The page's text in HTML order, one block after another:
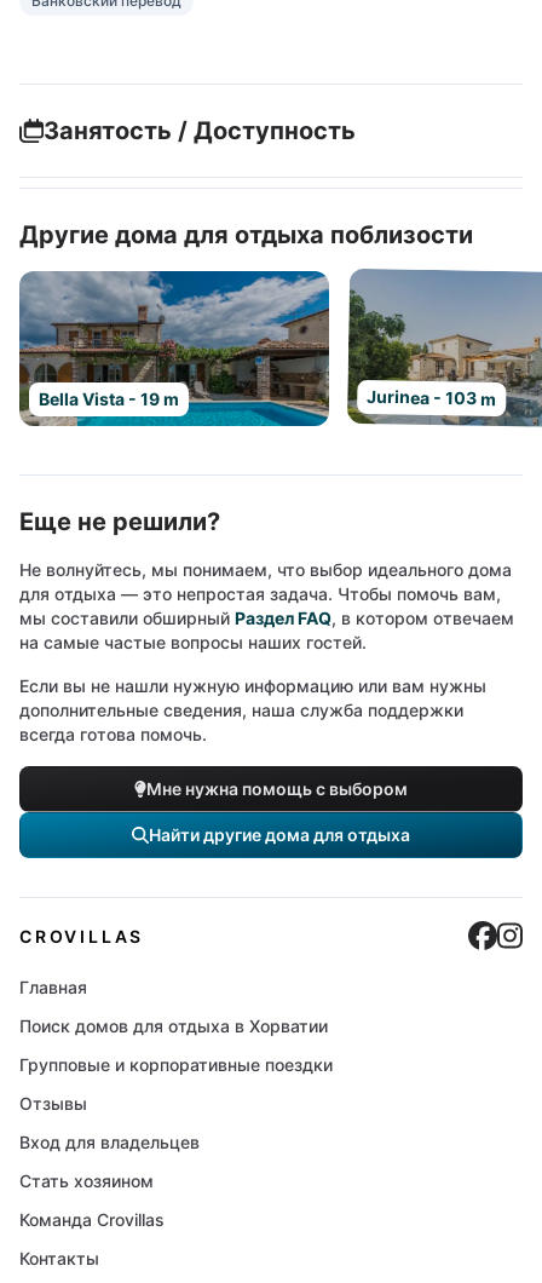
Занятость / Доступность
Другие дома для отдыха поблизости
Bella Vista - 19 m Jurinea - 103 m
Еще не решили?
Не волнуйтесь, мы понимаем, что выбор идеального дома
для отдыха — это непростая задача. Чтобы помочь вам,
мы составили обширный Раздел FAQ, в котором отвечаем
на самые частые вопросы наших гостей.
Если вы не нашли нужную информацию или вам нужны
дополнительные сведения, наша служба поддержки
всегда готова помочь.
Мне нужна помощь с выбором
Найти другие дома для отдыха
CROVILLAS
Главная
Поиск домов для отдыха в Хорватии
Групповые и корпоративные поездки
Отзывы
Вход для владельцев
Стать хозяином
Команда Crovillas
Контакты